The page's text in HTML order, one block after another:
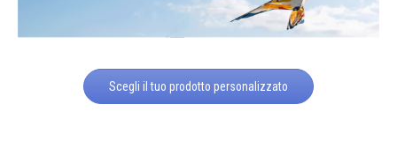
Scegli il tuo prodotto personalizzato